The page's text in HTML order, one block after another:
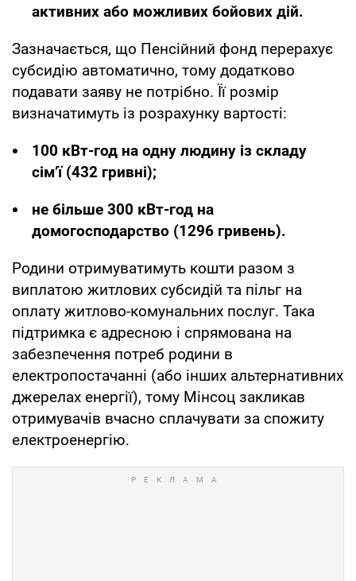
активних або можливих бойових дій.
Зазначається, що Пенсійний фонд перерахує
субсидію автоматично, тому додатково
подавати заяву не потрібно. Її розмір
визначатимуть із розрахунку вартості:
100 кВт-год на одну людину із складу
сім’ї (432 гривні);
не більше 300 кВт-год на
домогосподарство (1296 гривень).
Родини отримуватимуть кошти разом з
виплатою житлових субсидій та пільг на
оплату житлово-комунальних послуг. Така
підтримка є адресною і спрямована на
забезпечення потреб родини в
електропостачанні (або інших альтернативних
джерелах енергії), тому Мінсоц закликав
отримувачів вчасно сплачувати за спожиту
електроенергію.